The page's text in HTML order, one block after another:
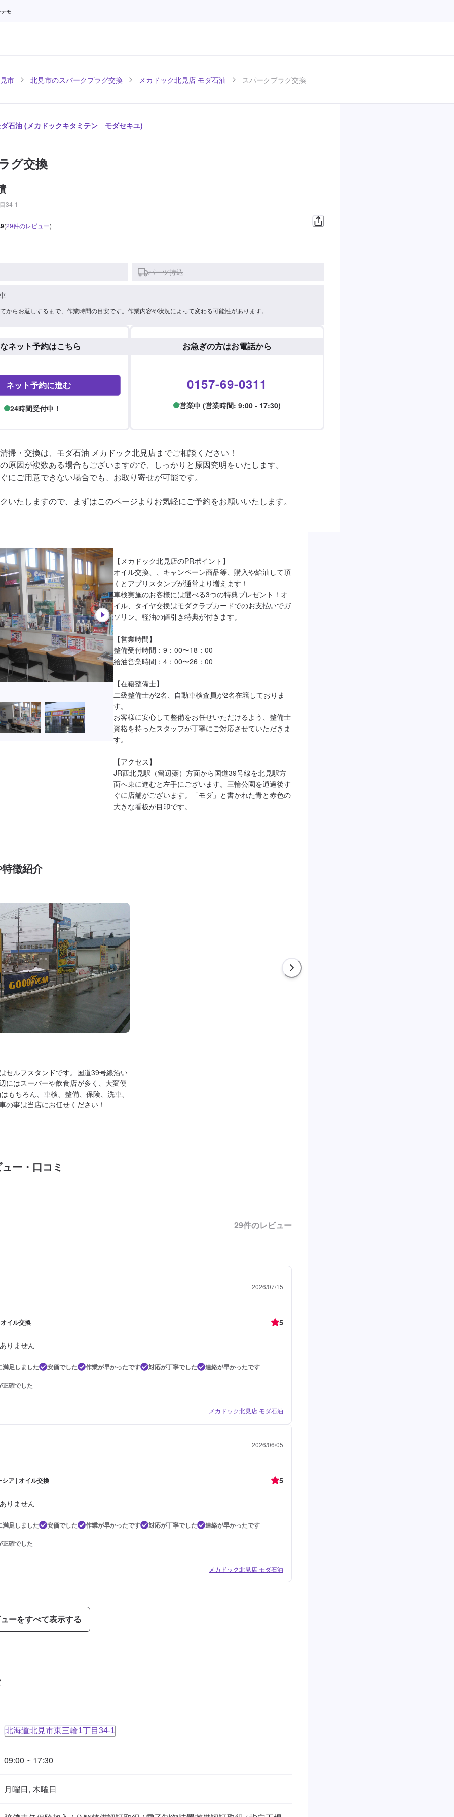
モ
市 北見市のスパークプラグ交換 メカドック北見店 モダ石油 スパークプラグ交換
石油 (メカドックキタミテン モダセキユ)
グ交換
34-1
(29件のレビュー)
パーツ持込
からお返しするまで、作業時間の目安です。作業内容や状況によって変わる可能性があります。
ネット予約はこちら
ネット予約に進む
24時間受付中！
お急ぎの方はお電話から
0157-69-0311
営業中 (営業時間: 9:00 - 17:30)
掃・交換は、モダ石油 メカドック北見店までご相談ください！
原因が複数ある場合もございますので、しっかりと原因究明をいたします。
にご用意できない場合でも、お取り寄せが可能です。
いたしますので、まずはこのページよりお気軽にご予約をお願いいたします。
【メカドック北見店のPRポイント】
オイル交換、、キャンペーン商品等、購入や給油して頂
くとアプリスタンプが通常より増えます！
車検実施のお客様には選べる3つの特典プレゼント！オ
イル、タイヤ交換はモダクラブカードでのお支払いでガ
ソリン。軽油の値引き特典が付きます。
【営業時間】
整備受付時間：9：00〜18：00
給油営業時間：4：00〜26：00
【在籍整備士】
二級整備士が2名、自動車検査員が2名在籍しておりま
す。
お客様に安心して整備をお任せいただけるよう、整備士
資格を持ったスタッフが丁寧にご対応させていただきま
す。
【アクセス】
JR西北見駅（留辺蘂）方面から国道39号線を北見駅方
面へ東に進むと左手にございます。三輪公園を通過後す
ぐに店舗がございます。「モダ」と書かれた青と赤色の
大きな看板が目印です。
徴紹介
セルフスタンドです。国道39号線沿い
にはスーパーや飲食店が多く、大変便
もちろん、車検、整備、保険、洗車、
の事は当店にお任せください！
ー・口コミ
29件のレビュー
2026/07/15
イル交換 5
りません
満足しました 安価でした 作業が早かったです 対応が丁寧でした
連絡が早かったです
正確でした
メカドック北見店 モダ石油
2026/06/05
ア | オイル交換 5
りません
満足しました 安価でした 作業が早かったです 対応が丁寧でした
連絡が早かったです
正確でした
メカドック北見店 モダ石油
ーをすべて表示する
北海道北見市東三輪1丁目34-1
09:00 ~ 17:30
月曜日, 木曜日